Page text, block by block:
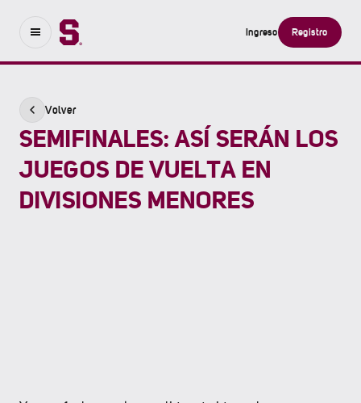
Ingreso Registro
Volver
SEMIFINALES: ASÍ SERÁN LOS
JUEGOS DE VUELTA EN
DIVISIONES MENORES